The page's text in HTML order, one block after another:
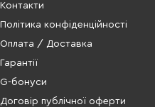
Контакти
Політика конфіденційності
Оплата / Доставка
Гарантії
G-бонуси
Договір публічної оферти